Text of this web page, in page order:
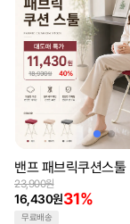
밴프 패브릭쿠션스툴
16,430원31%
23,900원
무료배송